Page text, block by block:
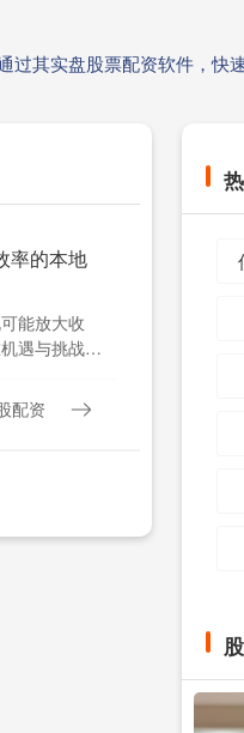
其实盘股票配资软件，快
率的本地
能放大收
遇与挑战并
配资